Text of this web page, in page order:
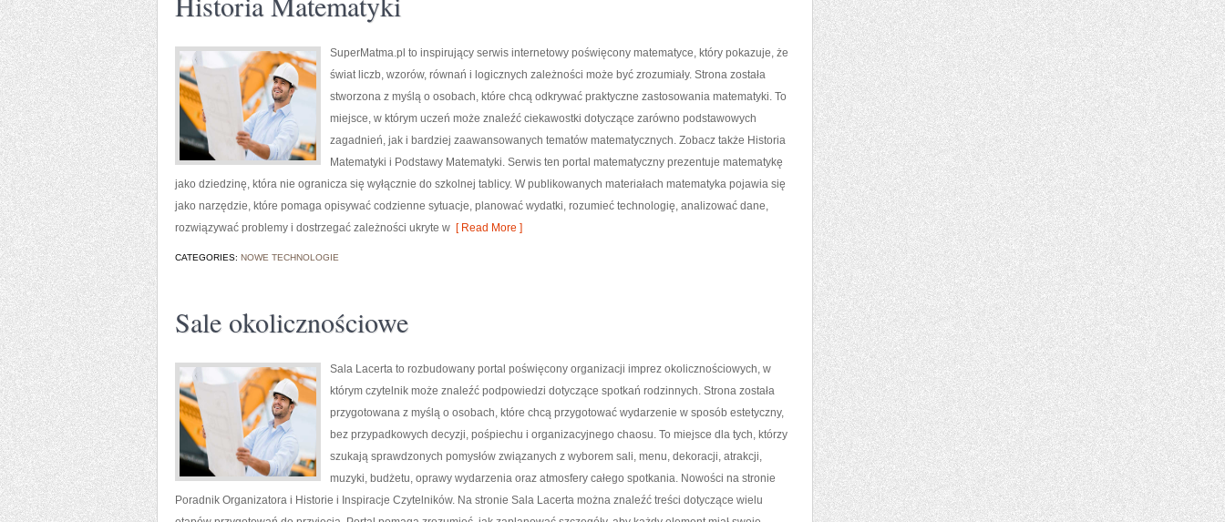
SuperMatma.pl to inspirujący serwis internetowy poświęcony matematyce, który pokazuje, że
świat liczb, wzorów, równań i logicznych zależności może być zrozumiały. Strona została
stworzona z myślą o osobach, które chcą odkrywać praktyczne zastosowania matematyki. To
miejsce, w którym uczeń może znaleźć ciekawostki dotyczące zarówno podstawowych
zagadnień, jak i bardziej zaawansowanych tematów matematycznych. Zobacz także Historia
Matematyki i Podstawy Matematyki. Serwis ten portal matematyczny prezentuje matematykę
jako dziedzinę, która nie ogranicza się wyłącznie do szkolnej tablicy. W publikowanych materiałach matematyka pojawia się
jako narzędzie, które pomaga opisywać codzienne sytuacje, planować wydatki, rozumieć technologię, analizować dane,
rozwiązywać problemy i dostrzegać zależności ukryte w [ Read More ]
CATEGORIES: NOWE TECHNOLOGIE
Sale okolicznościowe
Sala Lacerta to rozbudowany portal poświęcony organizacji imprez okolicznościowych, w
którym czytelnik może znaleźć podpowiedzi dotyczące spotkań rodzinnych. Strona została
przygotowana z myślą o osobach, które chcą przygotować wydarzenie w sposób estetyczny,
bez przypadkowych decyzji, pośpiechu i organizacyjnego chaosu. To miejsce dla tych, którzy
szukają sprawdzonych pomysłów związanych z wyborem sali, menu, dekoracji, atrakcji,
muzyki, budżetu, oprawy wydarzenia oraz atmosfery całego spotkania. Nowości na stronie
Poradnik Organizatora i Historie i Inspiracje Czytelników. Na stronie Sala Lacerta można znaleźć treści dotyczące wielu